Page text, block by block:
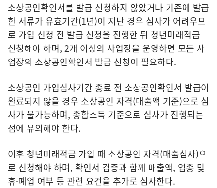
소상공인확인서를 발급 신청하지 않았거나 기존에 발급
한 서류가 유효기간(1년)이 지난 경우 심사가 어려우므
로 가입 신청 전 발급 신청을 진행한 뒤 청년미래적금
신청해야 하며, 2개 이상의 사업장을 운영하면 모든 사
업장의 소상공인확인서 발급 신청이 필요하다.
소상공인 가입심사기간 종료 전 소상공인확인서 발급이
완료되지 않을 경우 소상공인 자격(매출액 기준)으로 심
사가 불가능하며, 종합소득 기준으로 심사가 진행되는
점에 유의해야 한다.
이후 청년미래적금 가입 때 소상공인 자격(매출심사)으
로 신청해야 하며, 확인서 검증과 함께 매출액, 업종 및
휴·폐업 여부 등 관련 요건을 추가로 심사한다.